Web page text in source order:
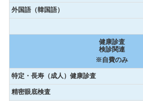
外国語（韓国語）
健康診査
検診関連
※自費のみ
特定・長寿（成人）健康診査
精密眼底検査